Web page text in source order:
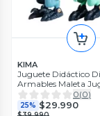
KIMA
Juguete Didáctico
Armables Maleta
0(0)
25% $29.990